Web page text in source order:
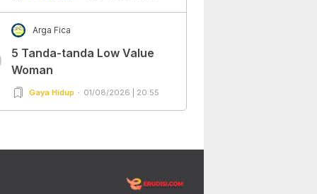
Arga Fica
5 Tanda-tanda Low Value
Woman
Gaya Hidup 01/08/2026 | 20:55